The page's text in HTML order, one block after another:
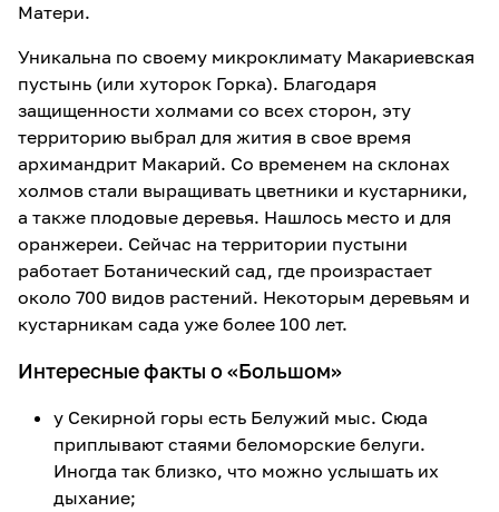
Матери.
Уникальна по своему микроклимату Макариевская
пустынь (или хуторок Горка). Благодаря
защищенности холмами со всех сторон, эту
территорию выбрал для жития в свое время
архимандрит Макарий. Со временем на склонах
холмов стали выращивать цветники и кустарники,
а также плодовые деревья. Нашлось место и для
оранжереи. Сейчас на территории пустыни
работает Ботанический сад, где произрастает
около 700 видов растений. Некоторым деревьям и
кустарникам сада уже более 100 лет.
Интересные факты о «Большом»
у Секирной горы есть Белужий мыс. Сюда
приплывают стаями беломорские белуги.
Иногда так близко, что можно услышать их
дыхание;